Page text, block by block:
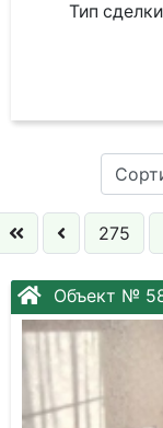
Тип
Кол.
275
Объект №